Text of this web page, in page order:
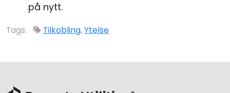
på nytt.
Tags: Tilkobling,Ytelse